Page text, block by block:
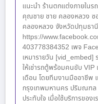
แนะนำ ร้านตกแต่งภายใน
คุณชาย ชาย คลองหลวง ซ
คลองหลวง จังหวัดปทุมธา
https://
403778384352 เพจ
เหมารายวัน [vid_embed]
ให้เช่ารถตู้พร้อมคนขับ
เดือน โดยทีมงานมืออาชีพ
กรุงเทพมหานคร ปริมณฑล
ประทับใจ เมื่อใช้บริการของเ